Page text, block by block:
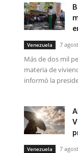
Venezuela 7
Más de dos mil
materia de
informó la
Venezuela 7